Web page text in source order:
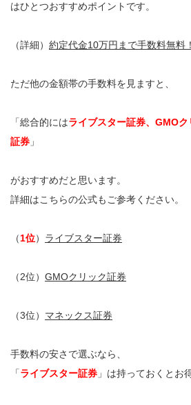
はひとつおすすめポイントです。
（詳細） 約定代金10万円まで手数料無料
ただ他の金額帯の手数料を見ますと、
「総合的にはライブスター証券、GMO
証券 」
がおすすめだと思います。
詳細はこちらの公式もご参考ください。
（1位） ライブスター証券
（2位） GMOクリック証券
（3位） マネックス証券
手数料の安さで選ぶなら、
「ライブスター証券 」は持っておくとお